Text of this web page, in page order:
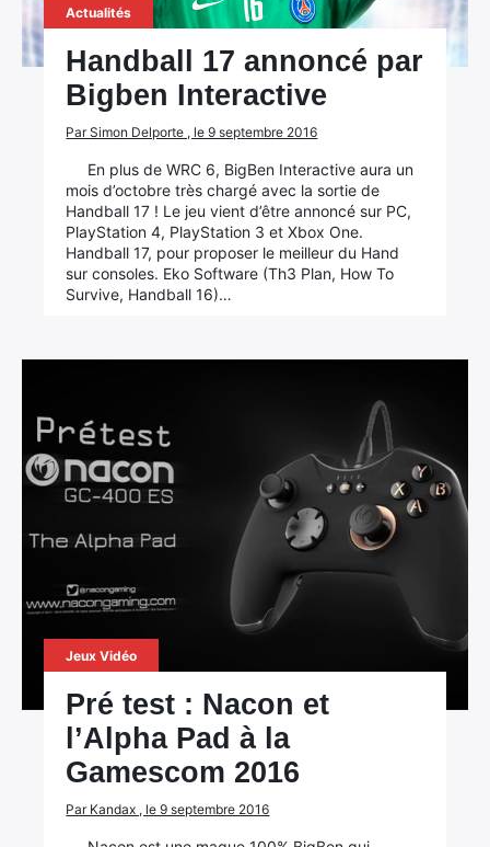
Actualités
Handball 17 annoncé par
Bigben Interactive
Par Simon Delporte , le 9 septembre 2016
En plus de WRC 6, BigBen Interactive aura un
mois d’octobre très chargé avec la sortie de
Handball 17 ! Le jeu vient d’être annoncé sur PC,
PlayStation 4, PlayStation 3 et Xbox One.
Handball 17, pour proposer le meilleur du Hand
sur consoles. Eko Software (Th3 Plan, How To
Survive, Handball 16)…
Jeux Vidéo
Pré test : Nacon et
l’Alpha Pad à la
Gamescom 2016
Par Kandax , le 9 septembre 2016